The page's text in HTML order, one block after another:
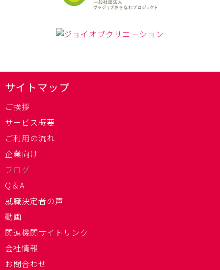
サイトマップ
ご挨拶
サービス概要
ご利用の流れ
企業向け
ブログ
Q＆A
就職決定者の声
動画
関連機関サイトリンク
会社情報
お問合わせ